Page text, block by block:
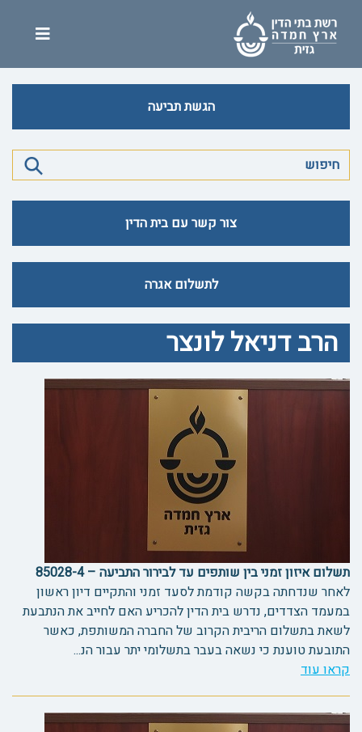
הגשת תביעה
צור קשר עם בית הדין
לתשלום אגרה
הרב דניאל לונצר
תשלום איזון זמני בין שותפים עד לבירור התביעה – 85028-4
לאחר שנדחתה בקשה קודמת לסעד זמני והתקיים דיון ראשון
במעמד הצדדים, נדרש בית הדין להכריע האם לחייב את הנתבעת
לשאת בתשלום הריבית הקרוב של החברה המשותפת, כאשר
התובעת טוענת כי נשאה בעבר בתשלומי יתר עבור הנ...
קראו עוד